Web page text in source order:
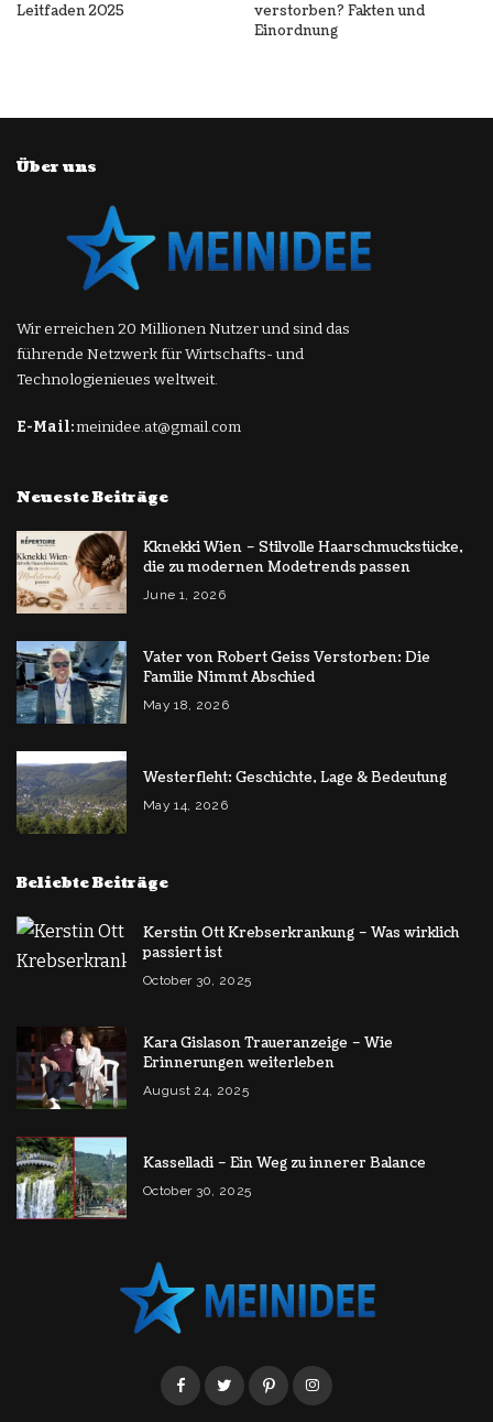
Leitfaden 2025
verstorben? Fakten und
Einordnung
Über uns
Wir erreichen 20 Millionen Nutzer und sind das
führende Netzwerk für Wirtschafts- und
Technologienieues weltweit.
E-Mail:meinidee.at@gmail.com
Neueste Beiträge
Kknekki Wien – Stilvolle Haarschmuckstücke,
die zu modernen Modetrends passen
June 1, 2026
Vater von Robert Geiss Verstorben: Die
Familie Nimmt Abschied
May 18, 2026
Westerfleht: Geschichte, Lage & Bedeutung
May 14, 2026
Beliebte Beiträge
Kerstin Ott Krebserkrankung – Was wirklich
passiert ist
October 30, 2025
Kara Gislason Traueranzeige – Wie
Erinnerungen weiterleben
August 24, 2025
Kasselladi – Ein Weg zu innerer Balance
October 30, 2025